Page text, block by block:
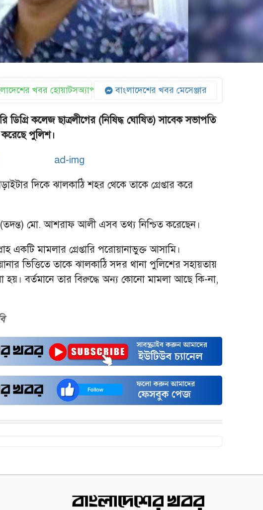
খবর হোয়াটসঅ্যাপ বাংলাদেশের খবর মেসেঞ্জার
ডিগ্রি কলেজ ছাত্রলীগের (নিষিদ্ধ ঘোষিত) সাবেক সভাপতি
করেছে পুলিশ।
দিকে ঝালকাঠি শহর থেকে তাকে গ্রেপ্তার করে
(তদন্ত) মো. আশরাফ আলী এসব তথ্য নিশ্চিত করেছেন।
একটি মামলার গ্রেপ্তারি পরোয়ানাভুক্ত আসামি।
ভিত্তিতে তাকে ঝালকাঠি সদর থানা পুলিশের সহায়তায়
হয়। বর্তমানে তার বিরুদ্ধে অন্য কোনো মামলা আছে কি-না,